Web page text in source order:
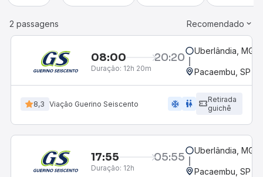
2 passagens Recomendado
08:00 20:20
Duração: 12h 20m
Uberlândia, MG -
Pacaembu, SP
8,3 Viação Guerino Seiscento ac_unit wc
Retirada
guichê
17:55 05:55
Duração: 12h
Uberlândia, MG -
Pacaembu, SP